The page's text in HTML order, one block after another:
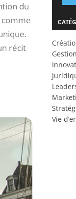
du
récit
Vie